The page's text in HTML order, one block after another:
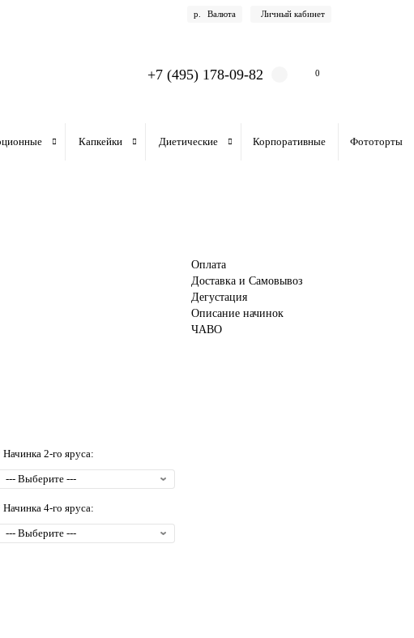
р. Валюта Личный кабинет
+7 (495) 178-09-82 0
Капкейки Диетические Корпоративные Фототорты
2-го яруса:
4-го яруса:
Оплата
Доставка и Самовывоз
Дегустация
Описание начинок
ЧАВО